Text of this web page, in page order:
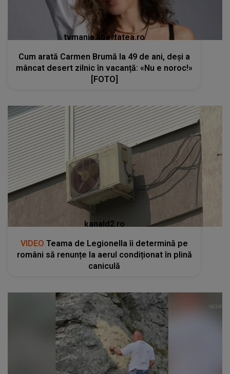
tvmania.libertatea.ro
Cum arată Carmen Brumă la 49 de ani, deși a
mâncat desert zilnic în vacanță: «Nu e noroc!»
[FOTO]
kanald2.ro
VIDEO Teama de Legionella îi determină pe
români să renunțe la aerul condiționat în plină
caniculă